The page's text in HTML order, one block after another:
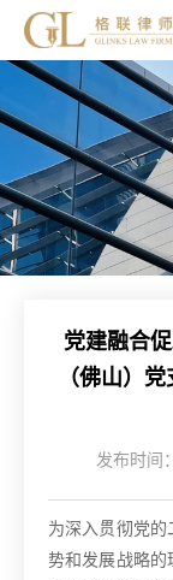
党建融合
（佛山）
发布时间
为深入贯彻党
势和发展战略的